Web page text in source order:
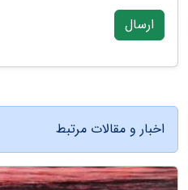
ارسال
اخبار و مقالات مرتبط